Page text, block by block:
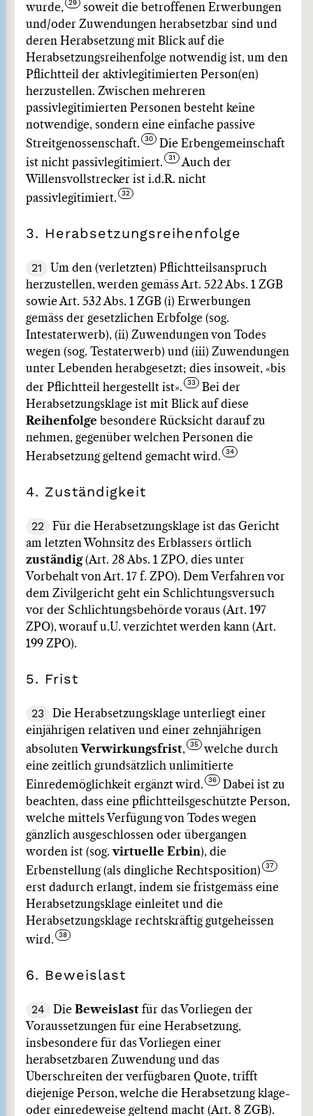
wurde,
soweit die betroffenen Erwerbungen
und/oder Zuwendungen herabsetzbar sind und
deren Herabsetzung mit Blick auf die
Herabsetzungsreihenfolge notwendig ist, um den
Pflichtteil der aktivlegitimierten Person(en)
herzustellen. Zwischen mehreren
passivlegitimierten Personen besteht keine
notwendige, sondern eine einfache passive
Streitgenossenschaft.
Die Erbengemeinschaft
ist nicht passivlegitimiert.
Auch der
Willensvollstrecker ist i.d.R. nicht
passivlegitimiert.
3. Herabsetzungsreihenfolge
21
Um den (verletzten) Pflichtteilsanspruch
herzustellen, werden gemäss Art. 522 Abs. 1 ZGB
sowie Art. 532 Abs. 1 ZGB (i) Erwerbungen
gemäss der gesetzlichen Erbfolge (sog.
Intestaterwerb), (ii) Zuwendungen von Todes
wegen (sog. Testaterwerb) und (iii) Zuwendungen
unter Lebenden herabgesetzt; dies insoweit, «bis
der Pflichtteil hergestellt ist».
Bei der
Herabsetzungsklage ist mit Blick auf diese
Reihenfolge besondere Rücksicht darauf zu
nehmen, gegenüber welchen Personen die
Herabsetzung geltend gemacht wird.
4. Zuständigkeit
22
Für die Herabsetzungsklage ist das Gericht
am letzten Wohnsitz des Erblassers örtlich
zuständig(Art. 28 Abs. 1 ZPO, dies unter
Vorbehalt von Art. 17 f. ZPO). Dem Verfahren vor
dem Zivilgericht geht ein Schlichtungsversuch
vor der Schlichtungsbehörde voraus (Art. 197
ZPO), worauf u.U. verzichtet werden kann (Art.
199 ZPO).
5. Frist
23
Die Herabsetzungsklage unterliegt einer
einjährigen relativen und einer zehnjährigen
absoluten Verwirkungsfrist,
welche durch
eine zeitlich grundsätzlich unlimitierte
Einredemöglichkeit ergänzt wird.
Dabei ist zu
beachten, dass eine pflichtteilsgeschützte Person,
welche mittels Verfügung von Todes wegen
gänzlich ausgeschlossen oder übergangen
worden ist (sog. virtuelle Erbin), die
Erbenstellung (als dingliche Rechtsposition)
erst dadurch erlangt, indem sie fristgemäss eine
Herabsetzungsklage einleitet und die
Herabsetzungsklage rechtskräftig gutgeheissen
wird.
6. Beweislast
24 Die Beweislast für das Vorliegen der
Voraussetzungen für eine Herabsetzung,
insbesondere für das Vorliegen einer
herabsetzbaren Zuwendung und das
Überschreiten der verfügbaren Quote, trifft
diejenige Person, welche die Herabsetzung klage-
oder einredeweise geltend macht (Art. 8 ZGB).